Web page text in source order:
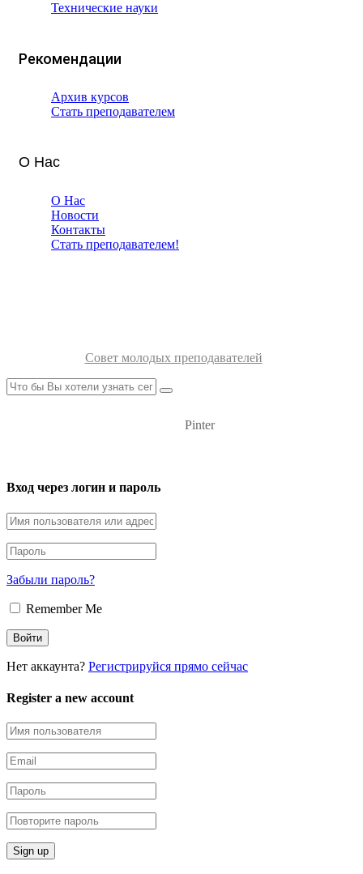
Технические науки
Рекомендации
Архив курсов
Стать преподавателем
О Нас
О Нас
Новости
Контакты
Стать преподавателем!
Совет молодых преподавателей
Pinter
Вход через логин и пароль
Забыли пароль?
Remember Me
Нет аккаунта? Регистрируйся прямо сейчас
Register a new account